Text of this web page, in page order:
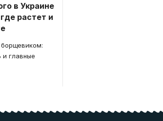
в Украине
растет и
главные